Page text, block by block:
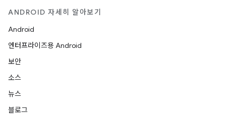
ANDROID 자세히 알아보기
Android
엔터프라이즈용 Android
보안
소스
뉴스
블로그